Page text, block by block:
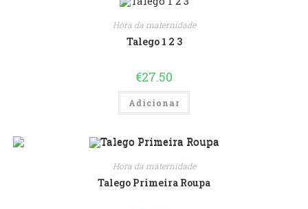
Hora da maternidade
Talego 1 2 3
€27.50
Adicionar
Hora da maternidade
Talego Primeira Roupa